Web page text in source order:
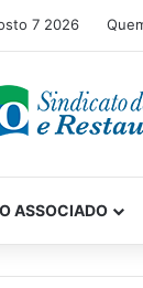
7 2026
ASSOCIADO